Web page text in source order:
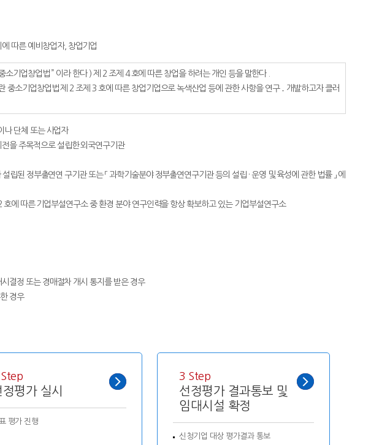
따른 예비창업자, 창업기업
소기업창업법 ” 이라 한다 ) 제 2 조제 4 호에 따른 창업을 하려는 개인 등을 말한다 .
중소기업창업법 제 2 조제 3 호에 따른 창업기업으로 녹색산업 등에 관한 사항을 연구 ․ 개발하고자 클러
나 단체 또는 사업자
을 주목적으로 설립한 외국연구기관
립된 정부출연연 구기관 또는 「 과학기술분야 정부출연연구기관 등의 설립 · 운영 및 육성에 관한 법률 」 에
호에 따른 기업부설연구소 중 환경 분야 연구인력을 항상 확보하고 있는 기업부설연구소
결정 또는 경매절차 개시 통지를 받은 경우
경우
정평가 실시
평가 진행
3 Step
선정평가 결과통보 및
임대시설 확정
신청기업 대상 평가결과 통보